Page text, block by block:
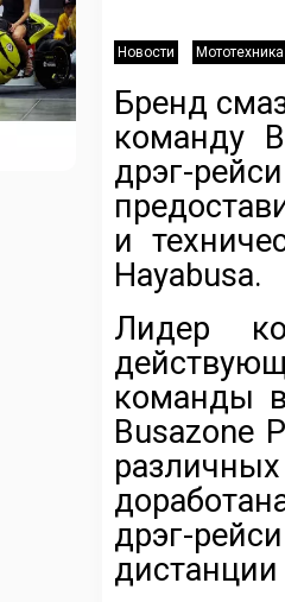
Новости Мототехника
Бренд
команду
дрэг-
и
Hayabusa.
Лидер
команды
Busazone
дрэг-